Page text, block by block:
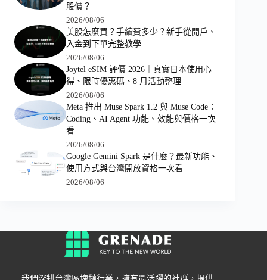
股價？
2026/08/06
美股怎麼買？手續費多少？新手從開戶、
入金到下單完整教學
2026/08/06
Joytel eSIM 評價 2026｜真實日本使用心
得、限時優惠碼、8 月活動整理
2026/08/06
Meta 推出 Muse Spark 1.2 與 Muse Code：
Coding、AI Agent 功能、效能與價格一次
看
2026/08/06
Google Gemini Spark 是什麼？最新功能、
使用方式與台灣開放資格一次看
2026/08/06